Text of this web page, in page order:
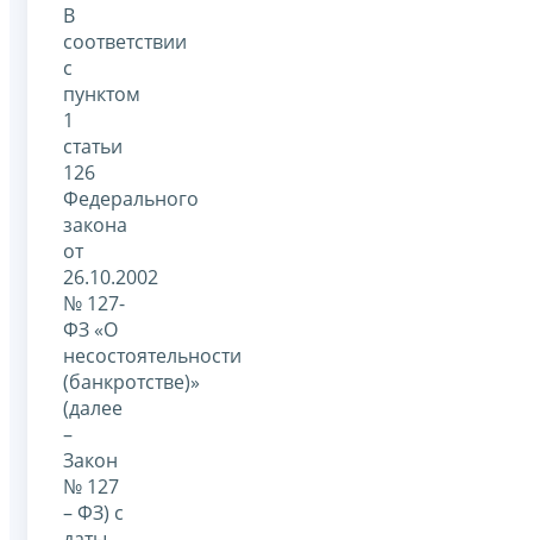
В
соответствии
с
пунктом
1
статьи
126
Федерального
закона
от
26.10.2002
№ 127-
ФЗ «О
несостоятельности
(банкротстве)»
(далее
–
Закон
№ 127
– ФЗ) с